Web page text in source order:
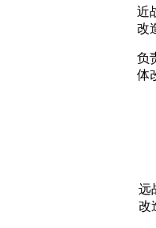
近
改
负
体
远
改